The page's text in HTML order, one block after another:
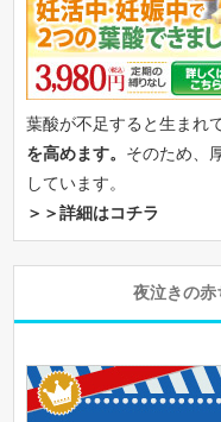
葉酸が不足すると生まれ
を高めます。 そのため、
しています。
＞＞詳細はコチラ
夜泣きの赤